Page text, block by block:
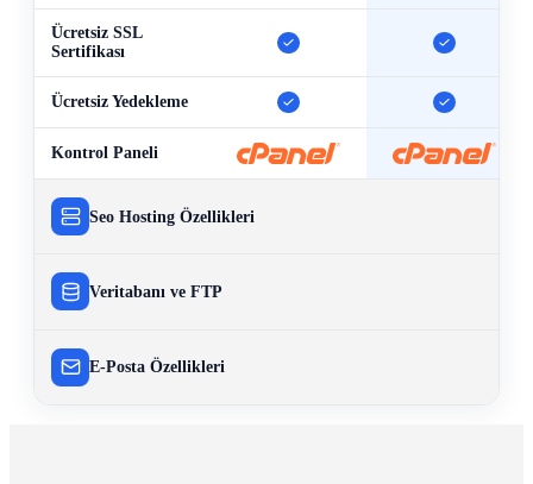
Ücretsiz SSL
Sertifikası
Dahil Dahil
Ücretsiz Yedekleme Dahil Dahil
Kontrol Paneli
Seo Hosting Özellikleri
Veritabanı ve FTP
E-Posta Özellikleri